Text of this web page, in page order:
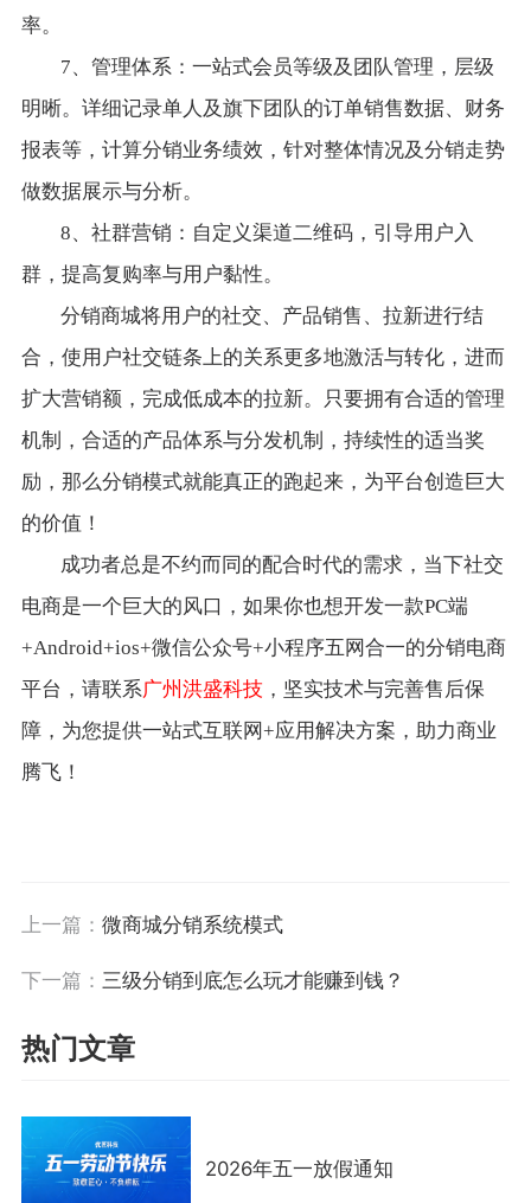
率。
7、管理体系：一站式会员等级及团队管理，层级
明晰。详细记录单人及旗下团队的订单销售数据、财务
报表等，计算分销业务绩效，针对整体情况及分销走势
做数据展示与分析。
8、社群营销：自定义渠道二维码，引导用户入
群，提高复购率与用户黏性。
分销商城将用户的社交、产品销售、拉新进行结
合，使用户社交链条上的关系更多地激活与转化，进而
扩大营销额，完成低成本的拉新。只要拥有合适的管理
机制，合适的产品体系与分发机制，持续性的适当奖
励，那么分销模式就能真正的跑起来，为平台创造巨大
的价值！
成功者总是不约而同的配合时代的需求，当下社交
电商是一个巨大的风口，如果你也想开发一款PC端
+Android+ios+微信公众号+小程序五网合一的分销电商
平台，请联系广州洪盛科技，坚实技术与完善售后保
障，为您提供一站式互联网+应用解决方案，助力商业
腾飞！
上一篇： 微商城分销系统模式
下一篇： 三级分销到底怎么玩才能赚到钱？
热门文章
2026年五一放假通知